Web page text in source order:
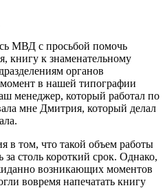
МВД с просьбой помочь
книгу к знаменательному
органов
в нашей типографии
менеджер, который работал по
мне Дмитрия, который делал
в том, что такой объем работы
столь короткий срок. Однако,
возникающих моментов
вовремя напечатать книгу